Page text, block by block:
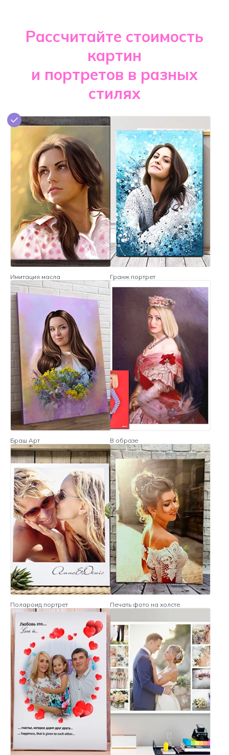
Рассчитайте стоимость
картин
и портретов в разных
стилях
Имитация масла Гранж портрет
Браш Арт В образе
Полароид портрет Печать фото на холсте